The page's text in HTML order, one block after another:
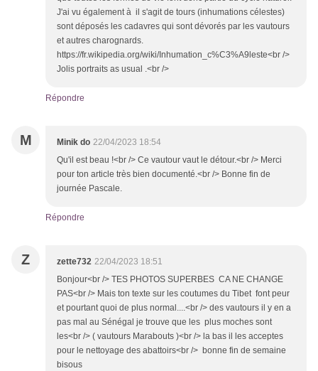
J'ai vu également à il s'agit de tours (inhumations célestes)
sont déposés les cadavres qui sont dévorés par les vautours
et autres charognards.
https://fr.wikipedia.org/wiki/Inhumation_c%C3%A9leste<br />
Jolis portraits as usual .<br />
Répondre
M Minik do 22/04/2023 18:54
Qu'il est beau !<br /> Ce vautour vaut le détour.<br /> Merci
pour ton article très bien documenté.<br /> Bonne fin de
journée Pascale.
Répondre
Z zette732 22/04/2023 18:51
Bonjour<br /> TES PHOTOS SUPERBES CA NE CHANGE
PAS<br /> Mais ton texte sur les coutumes du Tibet font peur
et pourtant quoi de plus normal....<br /> des vautours il y en a
pas mal au Sénégal je trouve que les plus moches sont
les<br /> ( vautours Marabouts )<br /> la bas il les acceptes
pour le nettoyage des abattoirs<br /> bonne fin de semaine
bisous